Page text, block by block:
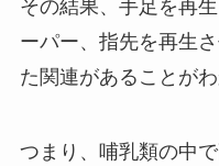
その結果、手足を再
ーパー、指先を再生
た関連があることがわ
つまり、哺乳類の中